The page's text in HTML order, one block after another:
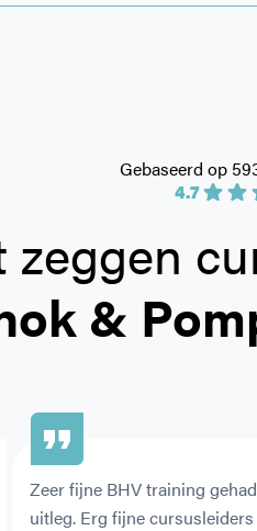
zeggen
&
4.7
Gebaseerd op
Zeer fijne BHV training
uitleg. Erg fijne